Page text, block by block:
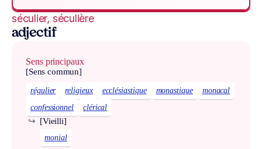
séculier, séculière
adjectif
Sens principaux
[Sens commun]
régulier religieux ecclésiastique monastique
monacal
confessionnel
clérical
[Vieilli]
↪
monial